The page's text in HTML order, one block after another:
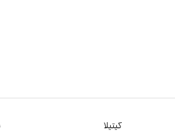
كيتيلا